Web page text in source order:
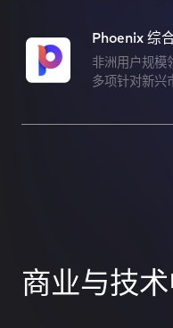
Phoenix 综
非洲用户规模
多项针对新兴
商业与技
商业与技